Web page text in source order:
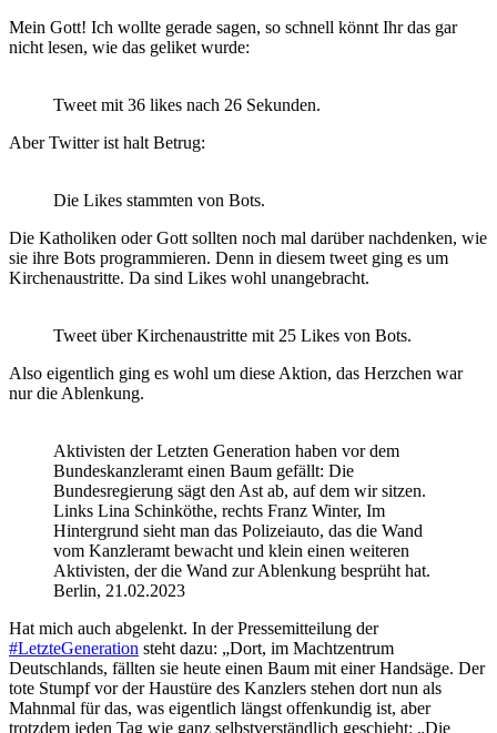
Mein Gott! Ich wollte gerade sagen, so schnell könnt Ihr das gar
nicht lesen, wie das geliket wurde:
Tweet mit 36 likes nach 26 Sekunden.
Aber Twitter ist halt Betrug:
Die Likes stammten von Bots.
Die Katholiken oder Gott sollten noch mal darüber nachdenken, wie
sie ihre Bots programmieren. Denn in diesem tweet ging es um
Kirchenaustritte. Da sind Likes wohl unangebracht.
Tweet über Kirchenaustritte mit 25 Likes von Bots.
Also eigentlich ging es wohl um diese Aktion, das Herzchen war
nur die Ablenkung.
Aktivisten der Letzten Generation haben vor dem
Bundeskanzleramt einen Baum gefällt: Die
Bundesregierung sägt den Ast ab, auf dem wir sitzen.
Links Lina Schinköthe, rechts Franz Winter, Im
Hintergrund sieht man das Polizeiauto, das die Wand
vom Kanzleramt bewacht und klein einen weiteren
Aktivisten, der die Wand zur Ablenkung besprüht hat.
Berlin, 21.02.2023
Hat mich auch abgelenkt. In der Pressemitteilung der
#LetzteGeneration steht dazu: „Dort, im Machtzentrum
Deutschlands, fällten sie heute einen Baum mit einer Handsäge. Der
tote Stumpf vor der Haustüre des Kanzlers stehen dort nun als
Mahnmal für das, was eigentlich längst offenkundig ist, aber
trotzdem jeden Tag wie ganz selbstverständlich geschieht: „Die